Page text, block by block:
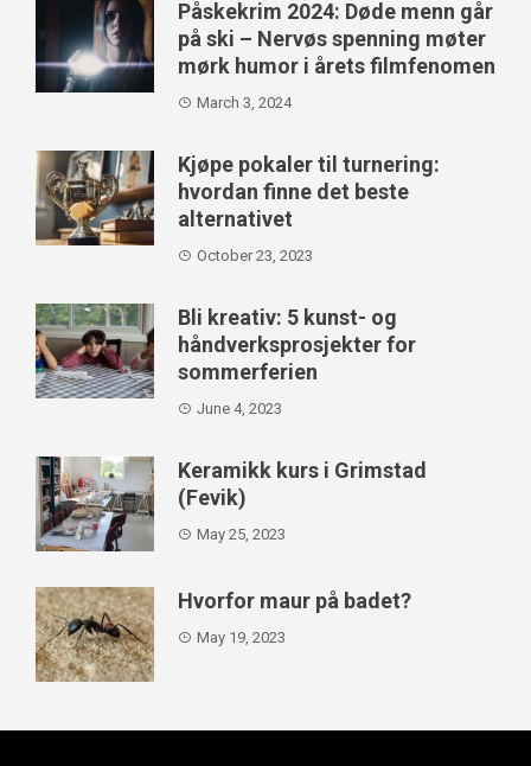
Påskekrim 2024: Døde menn går
på ski – Nervøs spenning møter
mørk humor i årets filmfenomen
March 3, 2024
Kjøpe pokaler til turnering:
hvordan finne det beste
alternativet
October 23, 2023
Bli kreativ: 5 kunst- og
håndverksprosjekter for
sommerferien
June 4, 2023
Keramikk kurs i Grimstad
(Fevik)
May 25, 2023
Hvorfor maur på badet?
May 19, 2023